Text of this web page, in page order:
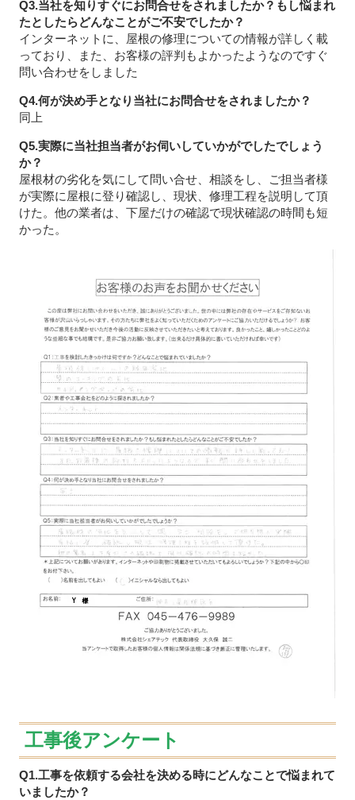
Q3.当社を知りすぐにお問合せをされましたか？もし悩まれ
たとしたらどんなことがご不安でしたか？
インターネットに、屋根の修理についての情報が詳しく載
っており、また、お客様の評判もよかったようなのですぐ
問い合わせをしました
Q4.何が決め手となり当社にお問合せをされましたか？
同上
Q5.実際に当社担当者がお伺いしていかがでしたでしょう
か？
屋根材の劣化を気にして問い合せ、相談をし、ご担当者様
が実際に屋根に登り確認し、現状、修理工程を説明して頂
けた。他の業者は、下屋だけの確認で現状確認の時間も短
かった。
工事後アンケート
Q1.工事を依頼する会社を決める時にどんなことで悩まれて
いましたか？